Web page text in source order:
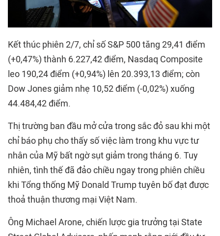
Kết thúc phiên 2/7, chỉ số S&P 500 tăng 29,41 điểm
(+0,47%) thành 6.227,42 điểm, Nasdaq Composite
leo 190,24 điểm (+0,94%) lên 20.393,13 điểm; còn
Dow Jones giảm nhẹ 10,52 điểm (-0,02%) xuống
44.484,42 điểm.
Thị trường ban đầu mở cửa trong sắc đỏ sau khi một
chỉ báo phụ cho thấy số việc làm trong khu vực tư
nhân của Mỹ bất ngờ sụt giảm trong tháng 6. Tuy
nhiên, tình thế đã đảo chiều ngay trong phiên chiều
khi Tổng thống Mỹ Donald Trump tuyên bố đạt được
thoả thuận thương mại Việt Nam.
Ông Michael Arone, chiến lược gia trưởng tại State